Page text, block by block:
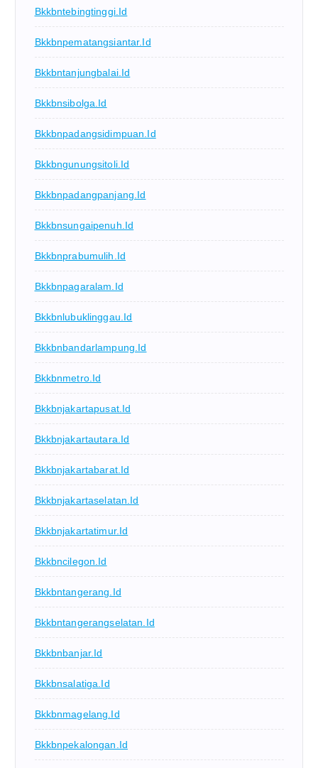
Bkkbntebingtinggi.id
Bkkbnpematangsiantar.id
Bkkbntanjungbalai.id
Bkkbnsibolga.id
Bkkbnpadangsidimpuan.id
Bkkbngunungsitoli.id
Bkkbnpadangpanjang.id
Bkkbnsungaipenuh.id
Bkkbnprabumulih.id
Bkkbnpagaralam.id
Bkkbnlubuklinggau.id
Bkkbnbandarlampung.id
Bkkbnmetro.id
Bkkbnjakartapusat.id
Bkkbnjakartautara.id
Bkkbnjakartabarat.id
Bkkbnjakartaselatan.id
Bkkbnjakartatimur.id
Bkkbncilegon.id
Bkkbntangerang.id
Bkkbntangerangselatan.id
Bkkbnbanjar.id
Bkkbnsalatiga.id
Bkkbnmagelang.id
Bkkbnpekalongan.id